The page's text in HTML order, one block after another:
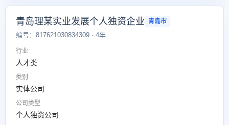
青岛理某实业发展个人独资企业 青岛市
编号：817621030834309 · 4年
行业
人才类
类别
实体公司
公司类型
个人独资公司